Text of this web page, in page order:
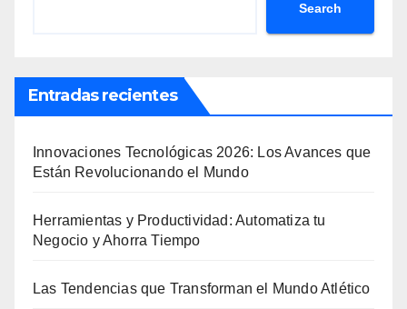
Search
Entradas recientes
Innovaciones Tecnológicas 2026: Los Avances que
Están Revolucionando el Mundo
Herramientas y Productividad: Automatiza tu
Negocio y Ahorra Tiempo
Las Tendencias que Transforman el Mundo Atlético